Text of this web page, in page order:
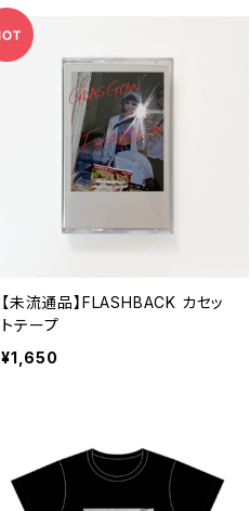
【未流通品】FLASHBACK カセッ
トテープ
¥1,650